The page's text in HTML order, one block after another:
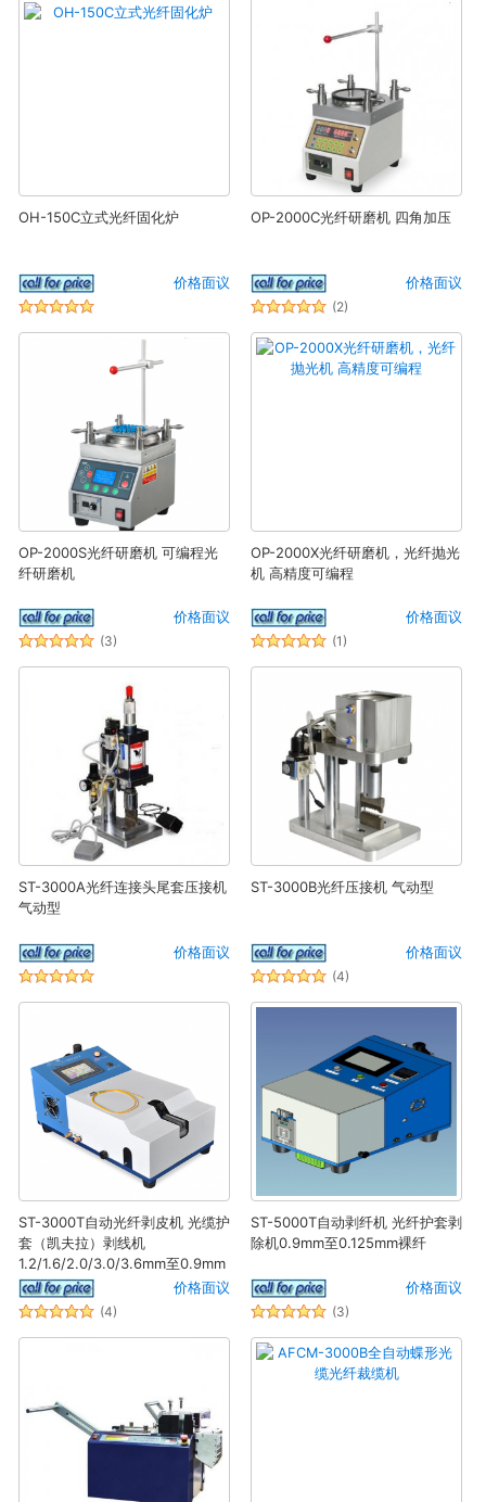
OH-150C立式光纤固化炉
价格面议
OP-2000C光纤研磨机 四角加压
价格面议
(2)
OP-2000S光纤研磨机 可编程光
纤研磨机
价格面议
(3)
OP-2000X光纤研磨机，光纤抛光
机 高精度可编程
价格面议
(1)
ST-3000A光纤连接头尾套压接机
气动型
价格面议
ST-3000B光纤压接机 气动型
价格面议
(4)
ST-3000T自动光纤剥皮机 光缆护
套（凯夫拉）剥线机
1.2/1.6/2.0/3.0/3.6mm至0.9mm
价格面议
(4)
ST-5000T自动剥纤机 光纤护套剥
除机0.9mm至0.125mm裸纤
价格面议
(3)